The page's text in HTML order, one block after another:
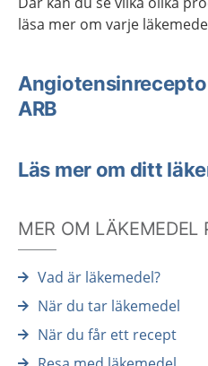
läsa mer om varje
ARB
Läs mer om ditt
MER OM LÄKEMEDEL
Vad är läkemedel?
När du tar läkemedel
När du får ett recept